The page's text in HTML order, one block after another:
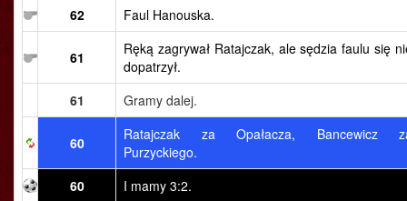
62 Faul Hanouska.
61
Ręką zagrywał Ratajczak, ale sędzia faulu się
dopatrzył.
61
Gramy dalej.
60
Ratajczak za Opałacza, Bancewicz
Purzyckiego.
60
I mamy 3:2.